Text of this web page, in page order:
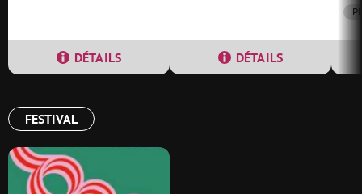
DÉTAILS DÉTAILS
FESTIVAL